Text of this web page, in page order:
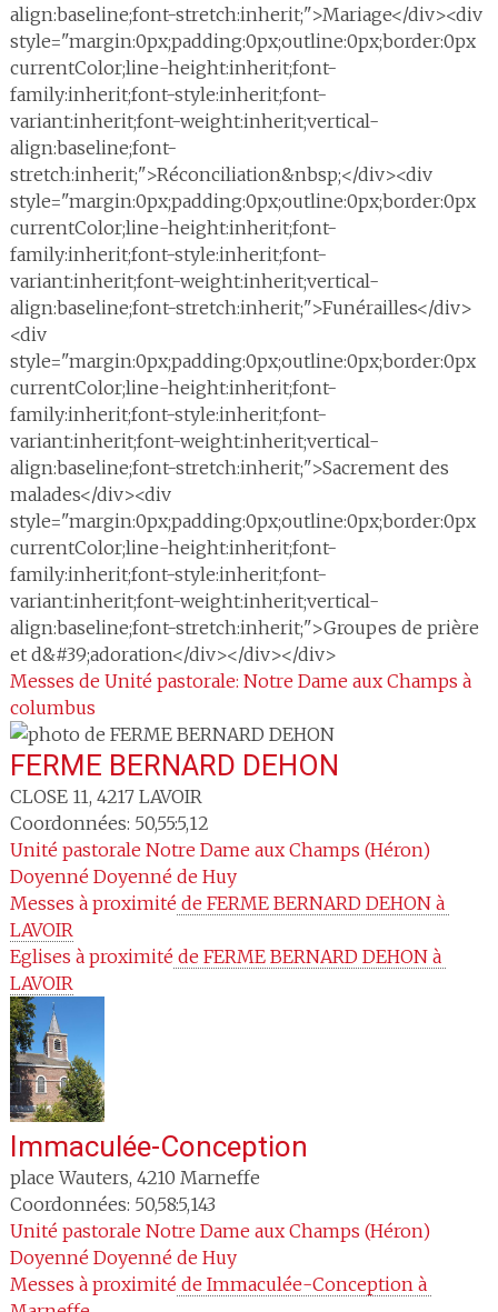
align:baseline;font-stretch:inherit;">Mariage</div><div
style="margin:0px;padding:0px;outline:0px;border:0px
currentColor;line-height:inherit;font-
family:inherit;font-style:inherit;font-
variant:inherit;font-weight:inherit;vertical-
align:baseline;font-
stretch:inherit;">Réconciliation&nbsp;</div><div
style="margin:0px;padding:0px;outline:0px;border:0px
currentColor;line-height:inherit;font-
family:inherit;font-style:inherit;font-
variant:inherit;font-weight:inherit;vertical-
align:baseline;font-stretch:inherit;">Funérailles</div>
<div
style="margin:0px;padding:0px;outline:0px;border:0px
currentColor;line-height:inherit;font-
family:inherit;font-style:inherit;font-
variant:inherit;font-weight:inherit;vertical-
align:baseline;font-stretch:inherit;">Sacrement des
malades</div><div
style="margin:0px;padding:0px;outline:0px;border:0px
currentColor;line-height:inherit;font-
family:inherit;font-style:inherit;font-
variant:inherit;font-weight:inherit;vertical-
align:baseline;font-stretch:inherit;">Groupes de prière
et d&#39;adoration</div></div></div>
Messes de Unité pastorale: Notre Dame aux Champs à
columbus
FERME BERNARD DEHON
CLOSE 11, 4217 LAVOIR
Coordonnées: 50,55:5,12
Unité pastorale Notre Dame aux Champs (Héron)
Doyenné Doyenné de Huy
Messes à proximité de FERME BERNARD DEHON à
LAVOIR
Eglises à proximité de FERME BERNARD DEHON à
LAVOIR
Immaculée-Conception
place Wauters, 4210 Marneffe
Coordonnées: 50,58:5,143
Unité pastorale Notre Dame aux Champs (Héron)
Doyenné Doyenné de Huy
Messes à proximité de Immaculée-Conception à